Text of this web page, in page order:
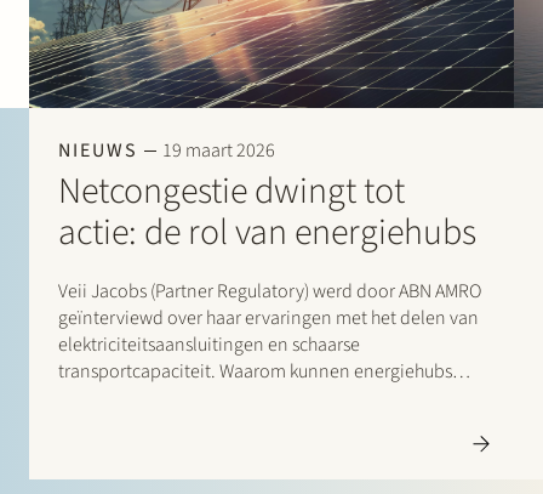
NIEUWS 19 maart 2026
Netcongestie dwingt tot
actie: de rol van energiehubs
Veii Jacobs (Partner Regulatory) werd door ABN AMRO
geïnterviewd over haar ervaringen met het delen van
elektriciteitsaansluitingen en schaarse
transportcapaciteit. Waarom kunnen energiehubs
uitvoeringskracht”…